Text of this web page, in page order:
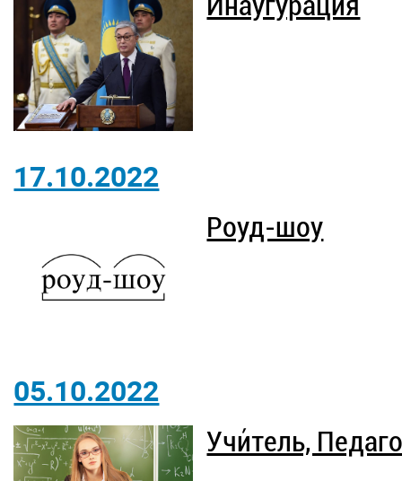
17.10.2022
Роуд-шоу
05.10.2022
Учи́тель,